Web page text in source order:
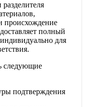
происхождение
полный
для
следующие
подтверждения